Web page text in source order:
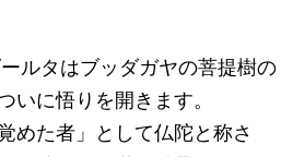
ルタはブッダガヤの菩提樹の
いに悟りを開きます。
めた者」として仏陀と称さ